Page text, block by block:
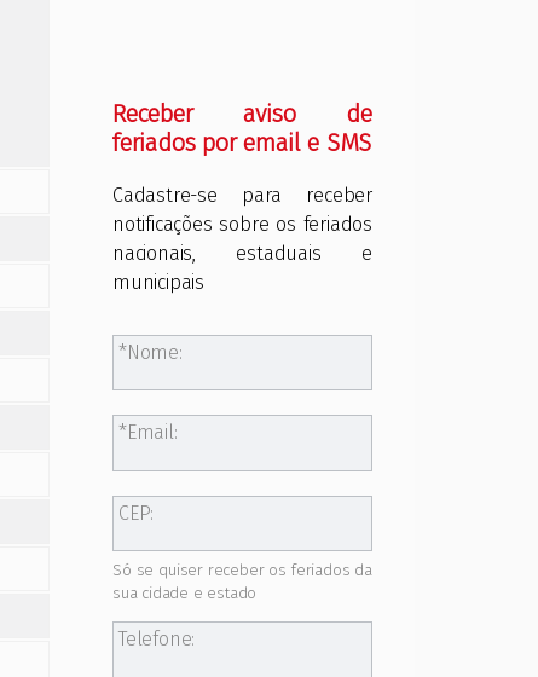
Receber aviso de
feriados por email e SMS
Cadastre-se para receber
notificações sobre os feriados
nacionais, estaduais e
municipais
Nome:
Email:
CEP:
Só se quiser receber os feriados da
sua cidade e estado
Telefone: